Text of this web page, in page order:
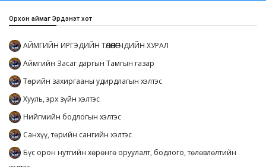
Орхон аймаг Эрдэнэт хот
АЙМГИЙН ИРГЭДИЙН ТӨЛӨӨЛӨГЧДИЙН ХУРАЛ
Аймгийн Засаг даргын Тамгын газар
Төрийн захиргааны удирдлагын хэлтэс
Хууль, эрх зүйн хэлтэс
Нийгмийн бодлогын хэлтэс
Санхүү, төрийн сангийн хэлтэс
Бүс орон нутгийн хөрөнгө оруулалт, бодлого, төлөвлөлтийн